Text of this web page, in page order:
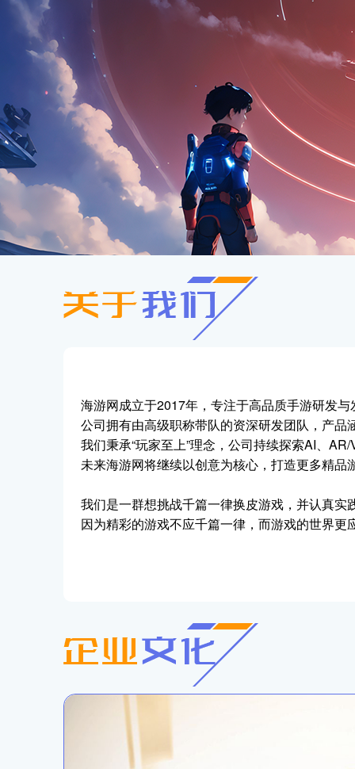
海游网成立于2017年，专注于高品质手游研发
公司拥有由高级职称带队的资深研发团队，产
我们秉承“玩家至上”理念，公司持续探索AI、
未来海游网将继续以创意为核心，打造更多精品
我们是一群想挑战千篇一律换皮游戏，并认真
因为精彩的游戏不应千篇一律，而游戏的世界更